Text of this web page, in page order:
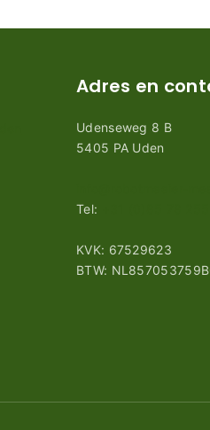
Adres en
Udenseweg 8 B
5405 PA Uden
Tel:
KVK: 67529623
BTW: